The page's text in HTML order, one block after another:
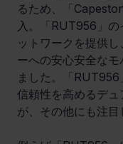
るため、「
入。「RUT956」の
ットワークを提供
ーへの安心安全な
ました。「
信頼性を高めるデ
が、その他にも注目